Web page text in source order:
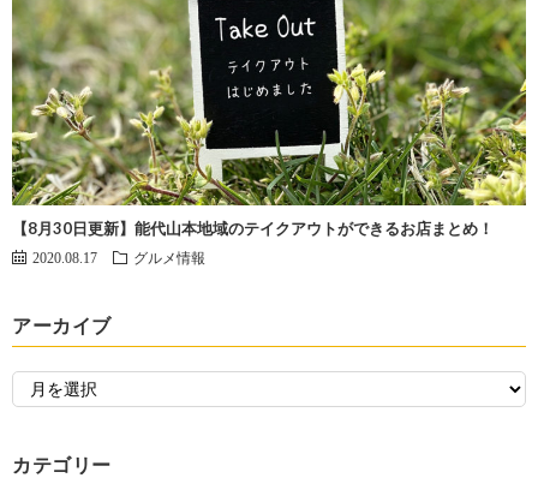
【8月30日更新】能代山本地域のテイクアウトができるお店まとめ！
2020.08.17 グルメ情報
アーカイブ
カテゴリー